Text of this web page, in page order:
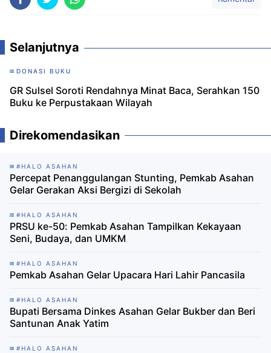
Selanjutnya
DONASI BUKU
GR Sulsel Soroti Rendahnya Minat Baca, Serahkan 150
Buku ke Perpustakaan Wilayah
Direkomendasikan
#HALO ASAHAN
Percepat Penanggulangan Stunting, Pemkab Asahan
Gelar Gerakan Aksi Bergizi di Sekolah
#HALO ASAHAN
PRSU ke-50: Pemkab Asahan Tampilkan Kekayaan
Seni, Budaya, dan UMKM
#HALO ASAHAN
Pemkab Asahan Gelar Upacara Hari Lahir Pancasila
#HALO ASAHAN
Bupati Bersama Dinkes Asahan Gelar Bukber dan Beri
Santunan Anak Yatim
#HALO ASAHAN